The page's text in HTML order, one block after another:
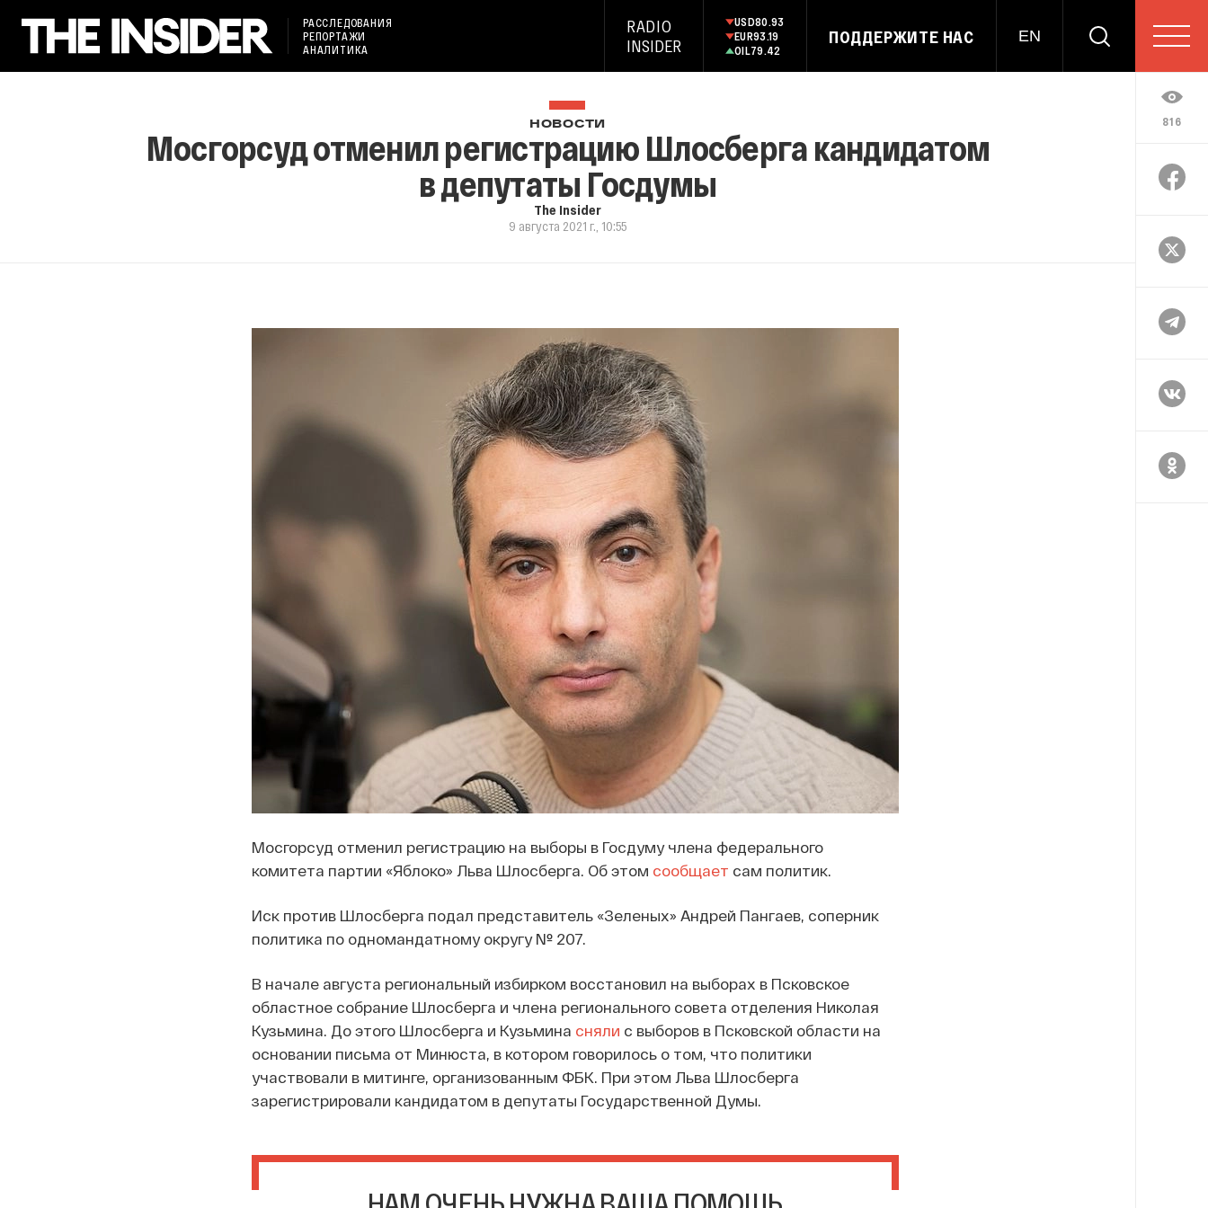
РАССЛЕДОВАНИЯ
РЕПОРТАЖИ
АНАЛИТИКА
RADIO
INSIDER
USD80.93
EUR93.19
OIL79.42
ПОДДЕРЖИТЕ НАС EN
816
НОВОСТИ
Мосгорсуд отменил регистрацию Шлосберга кандидатом
в депутаты Госдумы
The Insider
9 августа 2021 г., 10:55
Мосгорсуд отменил регистрацию на выборы в Госдуму члена федерального
комитета партии «Яблоко» Льва Шлосберга. Об этом сообщает сам политик.
Иск против Шлосберга подал представитель «Зеленых» Андрей Пангаев, соперник
политика по одномандатному округу № 207.
В начале августа региональный избирком восстановил на выборах в Псковское
областное собрание Шлосберга и члена регионального совета отделения Николая
Кузьмина. До этого Шлосберга и Кузьмина сняли с выборов в Псковской области на
основании письма от Минюста, в котором говорилось о том, что политики
участвовали в митинге, организованным ФБК. При этом Льва Шлосберга
зарегистрировали кандидатом в депутаты Государственной Думы.